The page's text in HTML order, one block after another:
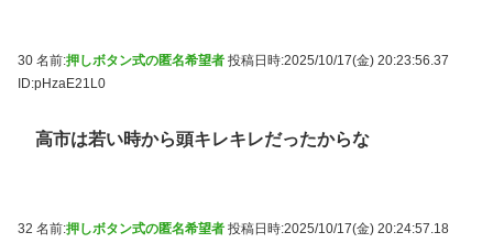
30 名前:押しボタン式の匿名希望者 投稿日時:2025/10/17(金) 20:23:56.37
ID:pHzaE21L0
高市は若い時から頭キレキレだったからな
32 名前:押しボタン式の匿名希望者 投稿日時:2025/10/17(金) 20:24:57.18